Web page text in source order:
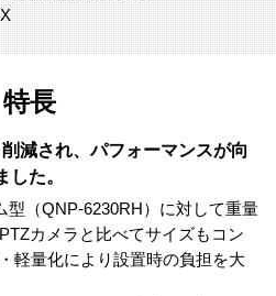
特長
減され、パフォーマンスが向
した。
型（QNP-6230RH）に対して重量
カメラと比べてサイズもコン
軽量化により設置時の負担を大